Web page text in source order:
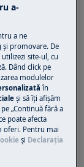
electric
depăși
RCD de
când
se
la masă
conectare
a-
a ne
promovare. De
site-ul, cu
Dând click pe
modulelor
în
și să îţi afișăm
„Continuă fără a
poate afecta
oferi. Pentru mai
și Declaraţia